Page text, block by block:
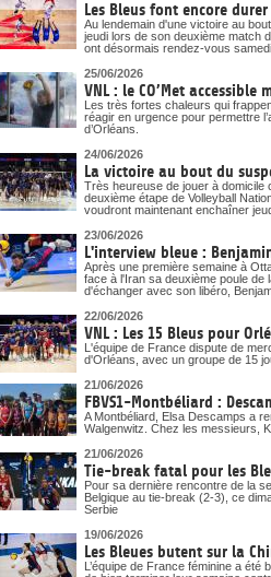
Les Bleus font encore
Au lendemain d'une victoire au
jeudi lors de son deuxième match
ont désormais rendez-vous
25/06/2026
VNL : le CO’Met accessible
Les très fortes chaleurs qui
réagir en urgence pour permettre
d’Orléans.
24/06/2026
La victoire au bout du
Très heureuse de jouer à domicile
deuxième étape de Volleyball
voudront maintenant enchaîner
23/06/2026
L'interview bleue :
Après une première semaine à
face à l'Iran sa deuxième poule de
d'échanger avec son libéro,
22/06/2026
VNL : Les 15 Bleus pour
L'équipe de France dispute de
d'Orléans, avec un groupe de 15
21/06/2026
FBVS1-Montbéliard :
A Montbéliard, Elsa Descamps a
Walgenwitz. Chez les messieurs,
21/06/2026
Tie-break fatal pour les
Pour sa dernière rencontre de la
Belgique au tie-break (2-3), ce
Serbie
19/06/2026
Les Bleues butent sur la
L’équipe de France féminine a